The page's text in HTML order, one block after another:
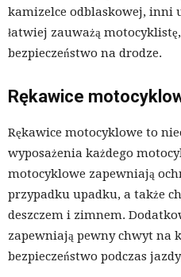
kamizelce odblaskowej, inni
łatwiej zauważą
bezpieczeństwo na drodze.
Rękawice
Rękawice motocyklowe to
wyposażenia każdego
motocyklowe zapewniają
przypadku upadku, a także
deszczem i zimnem.
zapewniają pewny chwyt na
bezpieczeństwo podczas